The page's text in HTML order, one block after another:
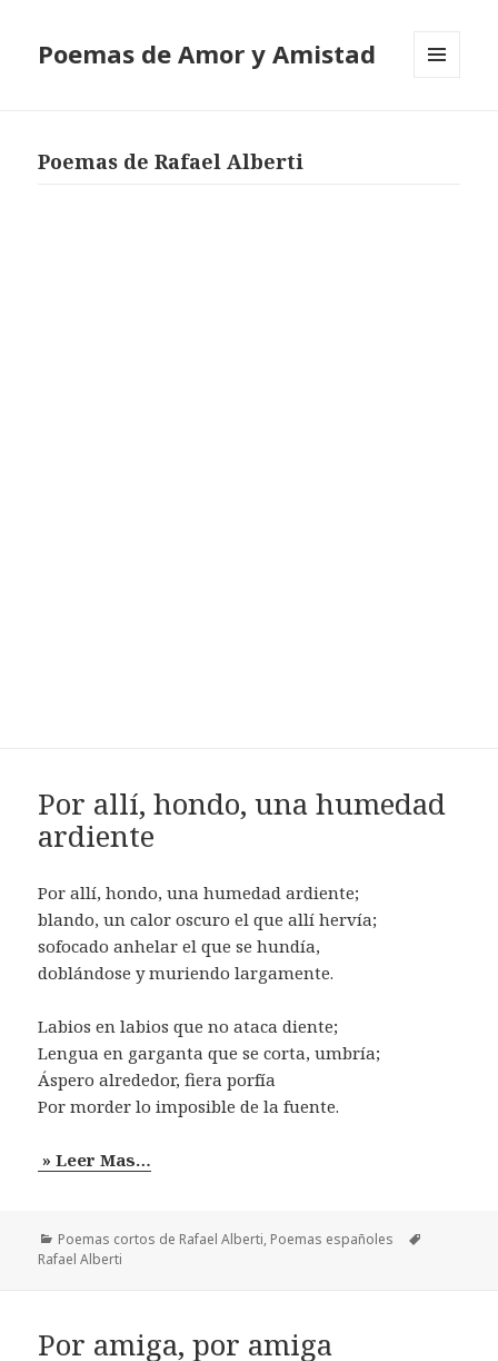
Poemas de Amor y Amistad
Poemas de Rafael Alberti
Por allí, hondo, una humedad
ardiente
Por allí, hondo, una humedad ardiente;
blando, un calor oscuro el que allí hervía;
sofocado anhelar el que se hundía,
doblándose y muriendo largamente.
Labios en labios que no ataca diente;
Lengua en garganta que se corta, umbría;
Áspero alrededor, fiera porfía
Por morder lo imposible de la fuente.
» Leer Mas…
Categorías
Poemas cortos de Rafael Alberti, Poemas españoles
Rafael Alberti
Por amiga, por amiga